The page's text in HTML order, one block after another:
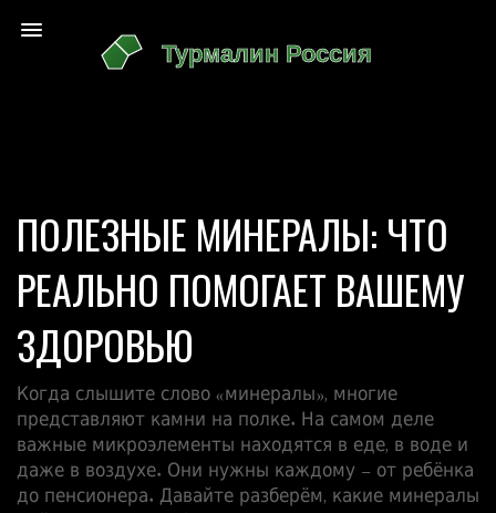
ПОЛЕЗНЫЕ МИНЕРАЛЫ: ЧТО
РЕАЛЬНО ПОМОГАЕТ ВАШЕМУ
ЗДОРОВЬЮ
Когда слышите слово «минералы», многие
представляют камни на полке. На самом деле
важные микроэлементы находятся в еде, в воде и
даже в воздухе. Они нужны каждому – от ребёнка
до пенсионера. Давайте разберём, какие минералы